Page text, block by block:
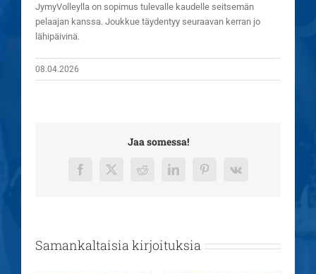
JymyVolleylla on sopimus tulevalle kaudelle seitsemän
pelaajan kanssa. Joukkue täydentyy seuraavan kerran jo
lähipäivinä.
08.04.2026
Jaa somessa!
Facebook
X RedditLinkedInPinterest
Vk
Samankaltaisia kirjoituksia